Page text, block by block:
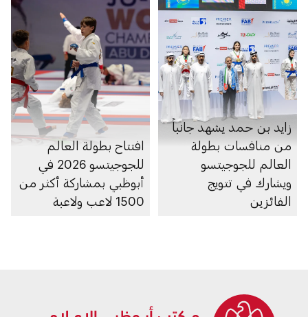
زايد بن حمد يشهد جانباً
من منافسات بطولة
العالم للجوجيتسو
ويشارك في تتويج
الفائزين
افتتاح بطولة العالم
للجوجيتسو 2026 في
أبوظبي بمشاركة أكثر من
1500 لاعب ولاعبة